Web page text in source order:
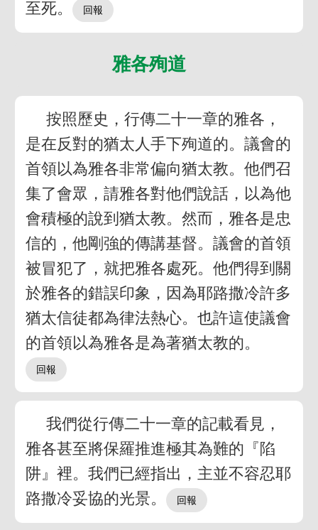
至死。
雅各殉道
按照歷史，行傳二十一章的雅各，
是在反對的猶太人手下殉道的。議會的
首領以為雅各非常偏向猶太教。他們召
集了會眾，請雅各對他們說話，以為他
會積極的說到猶太教。然而，雅各是忠
信的，他剛強的傳講基督。議會的首領
被冒犯了，就把雅各處死。他們得到關
於雅各的錯誤印象，因為耶路撒冷許多
猶太信徒都為律法熱心。也許這使議會
的首領以為雅各是為著猶太教的。
我們從行傳二十一章的記載看見，
雅各甚至將保羅推進極其為難的『陷
阱』裡。我們已經指出，主並不容忍耶
路撒冷妥協的光景。